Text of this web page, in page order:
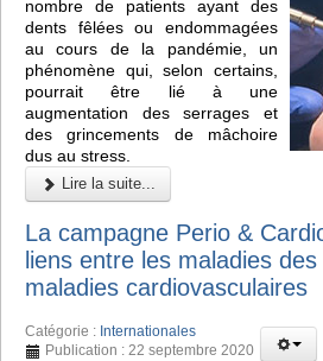
nombre de patients ayant des
dents fêlées ou endommagées
au cours de la pandémie, un
phénomène qui, selon certains,
pourrait être lié à une
augmentation des serrages et
des grincements de mâchoire
dus au stress.
Lire la suite...
La campagne Perio &
liens entre les maladies
maladies cardiovasculaires
Catégorie : Internationales
Publication : 22 septembre 2020